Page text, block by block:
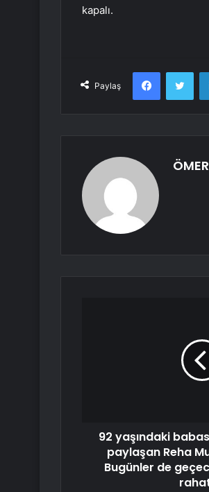
kapalı.
Paylaş
Facebook
92 yaşındaki
paylaşan Reha
Bugünler de